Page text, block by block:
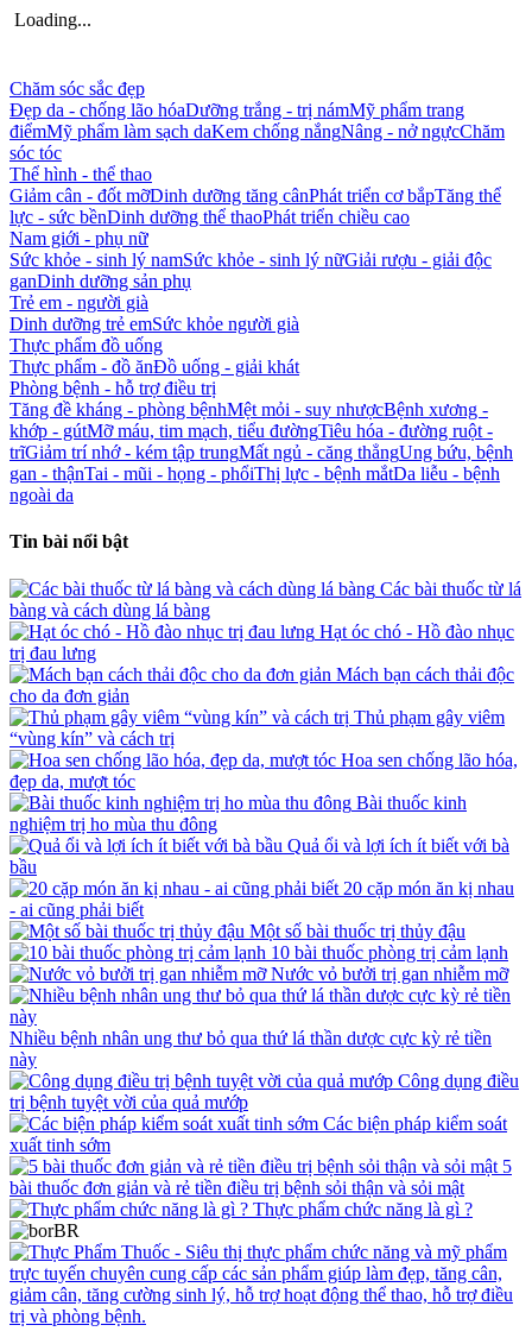
Loading...
Chăm sóc sắc đẹp
Đẹp da - chống lão hóaDưỡng trắng - trị námMỹ phẩm trang
điểmMỹ phẩm làm sạch daKem chống nắngNâng - nở ngựcChăm
sóc tóc
Thể hình - thể thao
Giảm cân - đốt mỡDinh dưỡng tăng cânPhát triển cơ bắpTăng thể
lực - sức bềnDinh dưỡng thể thaoPhát triển chiều cao
Nam giới - phụ nữ
Sức khỏe - sinh lý namSức khỏe - sinh lý nữGiải rượu - giải độc
ganDinh dưỡng sản phụ
Trẻ em - người già
Dinh dưỡng trẻ emSức khỏe người già
Thực phẩm đồ uống
Thực phẩm - đồ ănĐồ uống - giải khát
Phòng bệnh - hỗ trợ điều trị
Tăng đề kháng - phòng bệnhMệt mỏi - suy nhượcBệnh xương -
khớp - gútMỡ máu, tim mạch, tiểu đườngTiêu hóa - đường ruột -
trĩGiảm trí nhớ - kém tập trungMất ngủ - căng thẳngUng bứu, bệnh
gan - thậnTai - mũi - họng - phổiThị lực - bệnh mắtDa liễu - bệnh
ngoài da
Tin bài nổi bật
Các bài thuốc từ lá
bàng và cách dùng lá bàng
Hạt óc chó - Hồ đào nhục
trị đau lưng
Mách bạn cách thải độc
cho da đơn giản
Thủ phạm gây viêm
“vùng kín” và cách trị
Hoa sen chống lão hóa,
đẹp da, mượt tóc
Bài thuốc kinh
nghiệm trị ho mùa thu đông
Quả ổi và lợi ích ít biết với bà
bầu
20 cặp món ăn kị nhau
- ai cũng phải biết
Một số bài thuốc trị thủy đậu
10 bài thuốc phòng trị cảm lạnh
Nước vỏ bưởi trị gan nhiễm mỡ
Nhiều bệnh nhân ung thư bỏ qua thứ lá thần dược cực kỳ rẻ tiền
này
Công dụng điều
trị bệnh tuyệt vời của quả mướp
Các biện pháp kiểm soát
xuất tinh sớm
5
bài thuốc đơn giản và rẻ tiền điều trị bệnh sỏi thận và sỏi mật
Thực phẩm chức năng là gì ?